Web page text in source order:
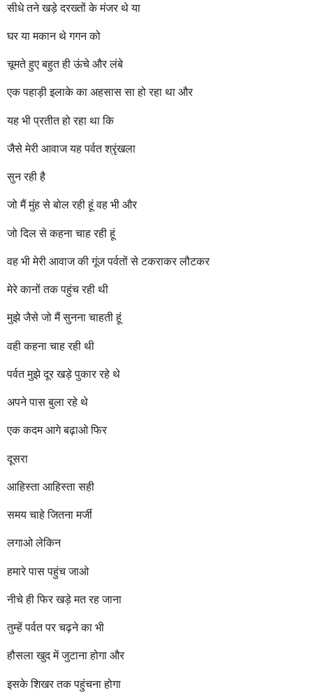
सीधे तने खड़े दरख्तों के मंजर थे या
घर या मकान थे गगन को
चूमते हुए बहुत ही ऊंचे और लंबे
एक पहाड़ी इलाके का अहसास सा हो रहा था और
यह भी प्रतीत हो रहा था कि
जैसे मेरी आवाज यह पर्वत श्रृंखला
सुन रही है
जो मैं मुंह से बोल रही हूं वह भी और
जो दिल से कहना चाह रही हूं
वह भी मेरी आवाज की गूंज पर्वतों से टकराकर लौटकर
मेरे कानों तक पहुंच रही थी
मुझे जैसे जो मैं सुनना चाहती हूं
वही कहना चाह रही थी
पर्वत मुझे दूर खड़े पुकार रहे थे
अपने पास बुला रहे थे
एक कदम आगे बढ़ाओ फिर
दूसरा
आहिस्ता आहिस्ता सही
समय चाहे जितना मर्जी
लगाओ लेकिन
हमारे पास पहुंच जाओ
नीचे ही फिर खड़े मत रह जाना
तुम्हें पर्वत पर चढ़ने का भी
हौसला खुद में जुटाना होगा और
इसके शिखर तक पहुंचना होगा